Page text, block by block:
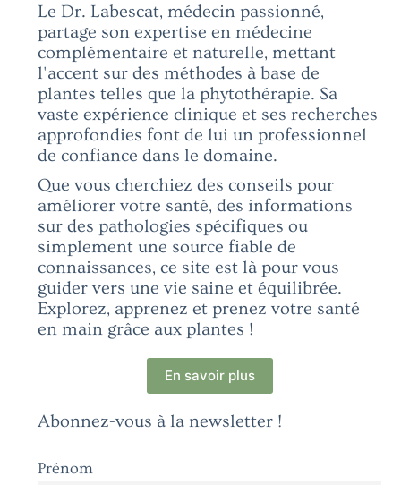
Le Dr. Labescat, médecin passionné,
partage son expertise en médecine
complémentaire et naturelle, mettant
l'accent sur des méthodes à base de
plantes telles que la phytothérapie. Sa
vaste expérience clinique et ses recherches
approfondies font de lui un professionnel
de confiance dans le domaine.
Que vous cherchiez des conseils pour
améliorer votre santé, des informations
sur des pathologies spécifiques ou
simplement une source fiable de
connaissances, ce site est là pour vous
guider vers une vie saine et équilibrée.
Explorez, apprenez et prenez votre santé
en main grâce aux plantes !
En savoir plus
Abonnez-vous à la newsletter !
Prénom